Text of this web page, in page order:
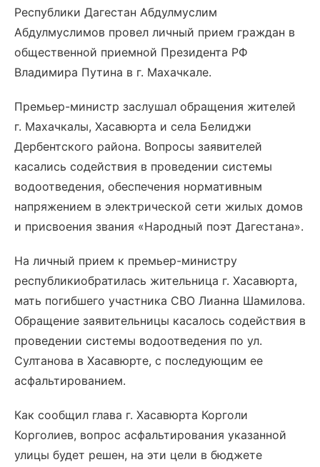
Республики Дагестан Абдулмуслим
Абдулмуслимов провел личный прием граждан в
общественной приемной Президента РФ
Владимира Путина в г. Махачкале.
Премьер-министр заслушал обращения жителей
г. Махачкалы, Хасавюрта и села Белиджи
Дербентского района. Вопросы заявителей
касались содействия в проведении системы
водоотведения, обеспечения нормативным
напряжением в электрической сети жилых домов
и присвоения звания «Народный поэт Дагестана».
На личный прием к премьер-министру
республикиобратилась жительница г. Хасавюрта,
мать погибшего участника СВО Лианна Шамилова.
Обращение заявительницы касалось содействия в
проведении системы водоотведения по ул.
Султанова в Хасавюрте, с последующим ее
асфальтированием.
Как сообщил глава г. Хасавюрта Корголи
Корголиев, вопрос асфальтирования указанной
улицы будет решен, на эти цели в бюджете